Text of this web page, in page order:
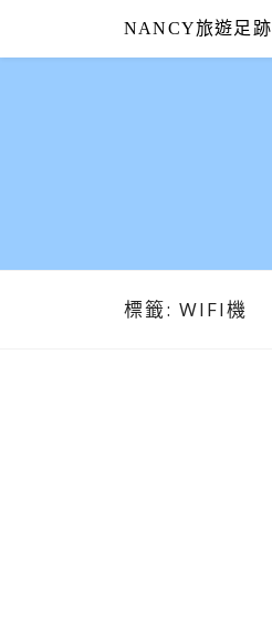
content
NANCY旅遊足跡
標籤: WIFI機